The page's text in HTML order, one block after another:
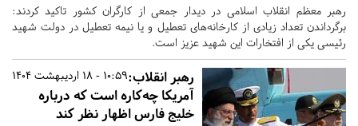
رهبر معظم انقلاب اسلامی در دیدار جمعی از کارگران کشور تاکید کردند:
برگرداندن تعداد زیادی از کارخانه‌های تعطیل و یا نیمه تعطیل در دولت شهید
رئیسی یکی از افتخارات این شهید عزیز است.
10:59 - 18 اردیبهشت 1404رهبر انقلاب:
آمریکا چه‌کاره است که درباره‌
خلیج فارس اظهار نظر کند